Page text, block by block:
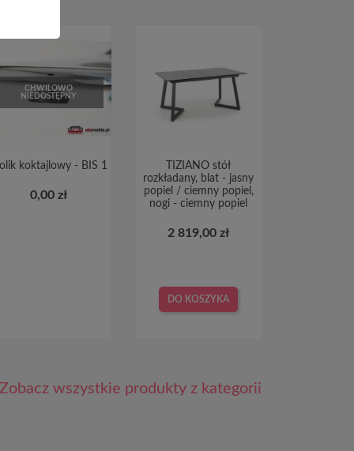
CHWILOWO
NIEDOSTĘPNY
koktajlowy - BIS 1
0,00 zł
TIZIANO stół
rozkładany, blat - jasny
popiel / ciemny popiel,
nogi - ciemny popiel
2 819,00 zł
DO KOSZYKA
Zobacz wszystkie produkty z kategorii